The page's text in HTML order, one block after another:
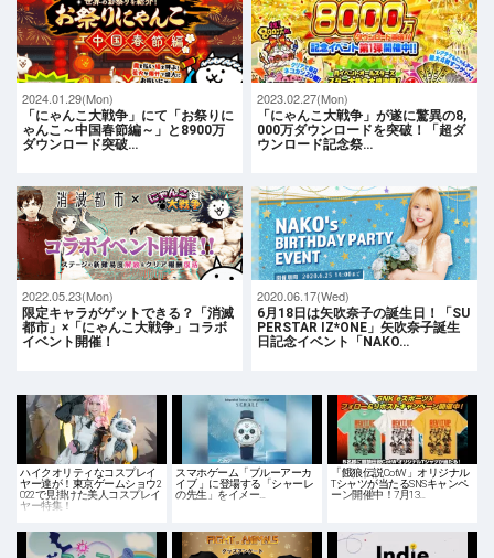
2024.01.29(Mon)
「にゃんこ大戦争」にて「お祭りに
ゃんこ～中国春節編～」と8900万
ダウンロード突破…
2023.02.27(Mon)
「にゃんこ大戦争」が遂に驚異の8,
000万ダウンロードを突破！「超ダ
ウンロード記念祭…
2022.05.23(Mon)
限定キャラがゲットできる？「消滅
都市」×「にゃんこ大戦争」コラボ
イベント開催！
2020.06.17(Wed)
6月18日は矢吹奈子の誕生日！「SU
PERSTAR IZ*ONE」矢吹奈子誕生
日記念イベント「NAKO…
ハイクオリティなコスプレイ
ヤー達が！東京ゲームショウ2
022で見掛けた美人コスプレイ
ヤー特集！
スマホゲーム「ブルーアーカ
イブ 」に登場する「シャーレ
の先生」をイメー…
「餓狼伝説CotW」オリジナル
Tシャツが当たるSNSキャンペ
ーン開催中！7月13…